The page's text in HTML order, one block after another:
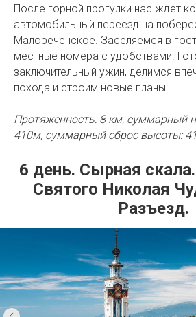
После горной прогулки нас ждет
автомобильный переезд на
Малореченское. Заселяемся в
местные номера с удобствами.
заключительный ужин, делимся
похода и строим новые планы!
Протяженность: 8 км, суммарный
410м, суммарный сброс высоты:
6 день. Сырная
Святого Николая
Разъезд.